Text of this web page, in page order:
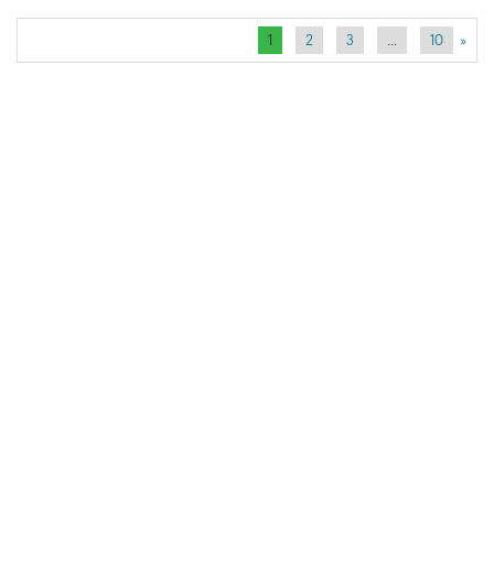
1 2 3 10 »